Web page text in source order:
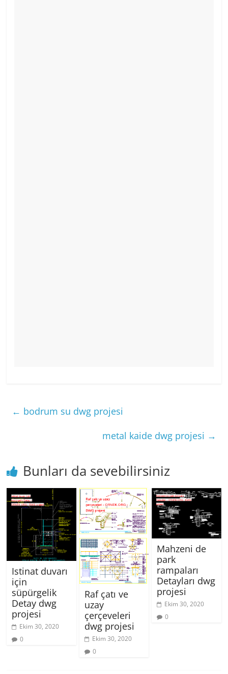
← bodrum su dwg projesi
metal kaide dwg projesi →
Bunları da sevebilirsiniz
Istinat duvarı
için
süpürgelik
Detay dwg
projesi
Ekim 30, 2020
0
Raf çatı ve
uzay
çerçeveleri
dwg projesi
Ekim 30, 2020
0
Mahzeni de
park
rampaları
Detayları dwg
projesi
Ekim 30, 2020
0